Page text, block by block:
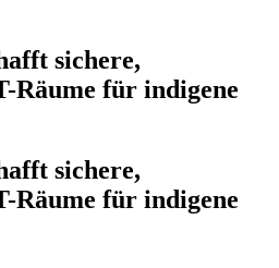
sichere,
Räume für indigene
sichere,
Räume für indigene